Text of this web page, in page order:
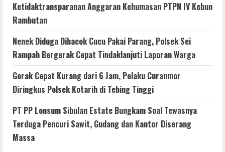
Ketidaktransparanan Anggaran Kehumasan PTPN IV Kebun
Rambutan
Nenek Diduga Dibacok Cucu Pakai Parang, Polsek Sei
Rampah Bergerak Cepat Tindaklanjuti Laporan Warga
Gerak Cepat Kurang dari 6 Jam, Pelaku Curanmor
Diringkus Polsek Kotarih di Tebing Tinggi
PT PP Lonsum Sibulan Estate Bungkam Soal Tewasnya
Terduga Pencuri Sawit, Gudang dan Kantor Diserang
Massa